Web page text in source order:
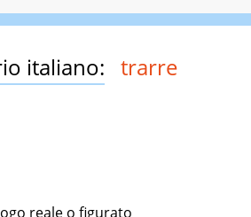
italiano: trarre
reale o figurato